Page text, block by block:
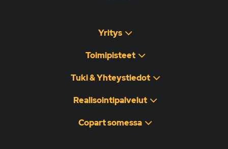
Yritys
Toimipisteet
Tuki & Yhteystiedot
Realisointipalvelut
Copart somessa